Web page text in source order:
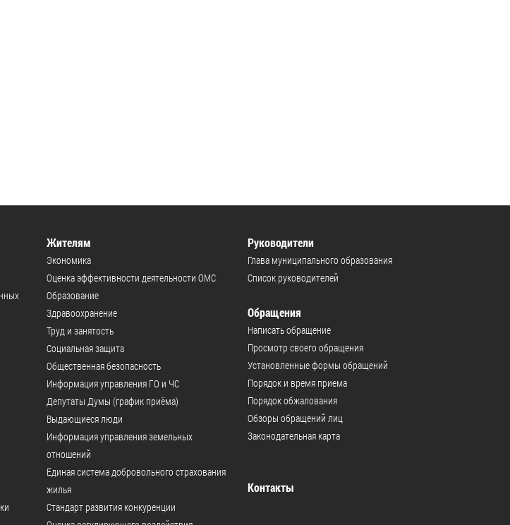
Жителям
Экономика
Оценка эффективности деятельности ОМС
Образование
Здравоохранение
Труд и занятость
Социальная защита
Общественная безопасность
Информация управления ГО и ЧС
Депутаты Думы (график приёма)
Выдающиеся люди
Информация управления земельных
отношений
Единая система добровольного страхования
жилья
Стандарт развития конкуренции
Руководители
Глава муниципального образования
Список руководителей
Обращения
Написать обращение
Просмотр своего обращения
Установленные формы обращений
Порядок и время приема
Порядок обжалования
Обзоры обращений лиц
Законодательная карта
Контакты